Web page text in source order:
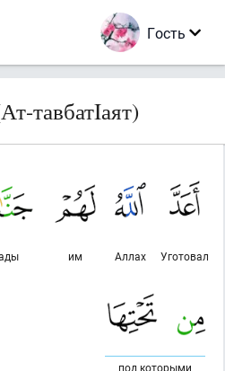
Гость
тавбатIаят)
Уготовал
Аллах
им
под которыми